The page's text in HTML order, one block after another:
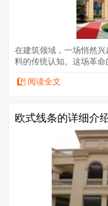
在建筑领域，一场悄然兴
料的传统认知。这场革命
阅读全文
欧式线条的详细介